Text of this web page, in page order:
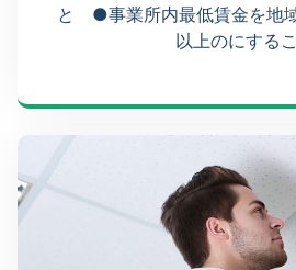
と ●事業所内最低賃金を地
以上のにする